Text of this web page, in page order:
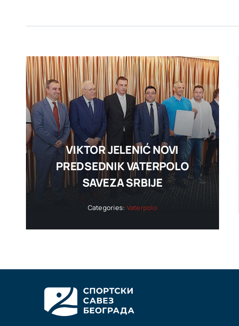
VIKTOR JELENIĆ NOVI
PREDSEDNIK VATERPOLO
SAVEZA SRBIJE
Categories: Vaterpolo